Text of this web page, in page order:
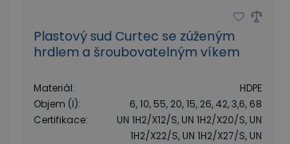
Plastový sud Curtec se zúženým
hrdlem a šroubovatelným víkem
Materiál:
HDPE
Objem (l):
6, 10, 55, 20, 15, 26, 42, 3,6, 68
Certifikace:
UN 1H2/X12/S, UN 1H2/X20/S, UN
1H2/X22/S, UN 1H2/X27/S, UN